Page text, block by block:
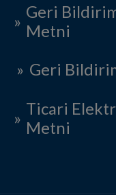
Geri
Metni
Geri
Ticari
Metni